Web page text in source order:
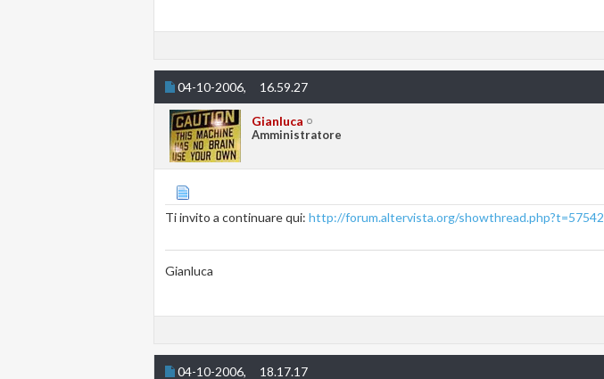
04-10-2006, 16.59.27
Gianluca
Amministratore
Ti invito a continuare qui: http://forum.altervista.org/showthread.php?t=57542
Gianluca
04-10-2006, 18.17.17